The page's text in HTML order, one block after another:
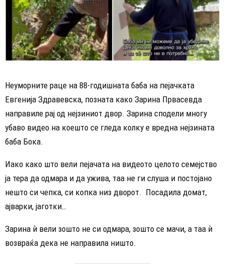
Неуморните раце на 88-годишната баба на пејачката
Евгенија Здравевска, позната како Зарина Првасевда
направиле рај од нејзиниот двор. Зарина сподели многу
убаво видео на коешто се гледа колку е вредна нејзината
баба Бока.
Иако како што вели пејачата на видеото целото семејство
ја тера да одмара и да ужива, таа не ги слуша и постојано
нешто си чепка, си копка низ дворот. Посадила домат,
ајварки, јаготки…
Зарина ѝ вели зошто не си одмара, зошто се мачи, а таа ѝ
возвраќа дека не направила ништо.